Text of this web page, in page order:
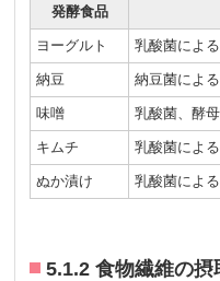
発酵食品
ヨーグルト 乳酸菌によ
納豆 納豆菌によ
味噌 乳酸菌、酵
キムチ 乳酸菌によ
ぬか漬け 乳酸菌によ
5.1.2 食物繊維の摂